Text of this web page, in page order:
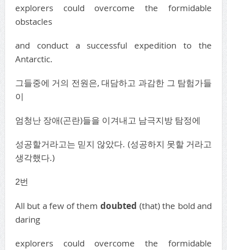
explorers could overcome the formidable
obstacles
and conduct a successful expedition to the
Antarctic.
그들중에 거의 전원은, 대담하고 과감한 그 탐험가들
이
엄청난 장애(곤란)들을 이겨내고 남극지방 탐정에
성공할거라고는 믿지 않았다. (성공하지 못할 거라고
생각했다.)
2번
All but a few of them doubted (that) the bold and
daring
explorers could overcome the formidable